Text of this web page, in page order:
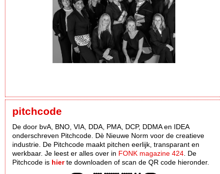
pitchcode
De door bvA, BNO, VIA, DDA, PMA, DCP, DDMA en IDEA
onderschreven Pitchcode. Dè Nieuwe Norm voor de creatieve
industrie. De Pitchcode maakt pitchen eerlijk, transparant en
werkbaar. Je leest er alles over in FONK magazine 424 . De
Pitchcode is hierte downloaden of scan de QR code hieronder.